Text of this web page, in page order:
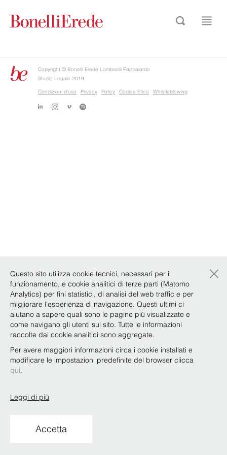
Copyright © Bonelli Erede Lombardi Pappalardo
Studio Legale 2019
Condizioni d'uso
Privacy Policy Codice Etico Whistleblowing
Questo sito utilizza cookie tecnici, necessari per il
funzionamento, e cookie analitici di terze parti (Matomo
Analytics) per fini statistici, di analisi del web traffic e per
migliorare l’esperienza di navigazione. Questi ultimi ci
aiutano a sapere quali sono le pagine più visualizzate e
come navigano gli utenti sul sito. Tutte le informazioni
raccolte dai cookie analitici sono aggregate.
Per avere maggiori informazioni circa i cookie installati e
modificare le impostazioni predefinite del browser clicca
qui.
Leggi di più
Accetta
×